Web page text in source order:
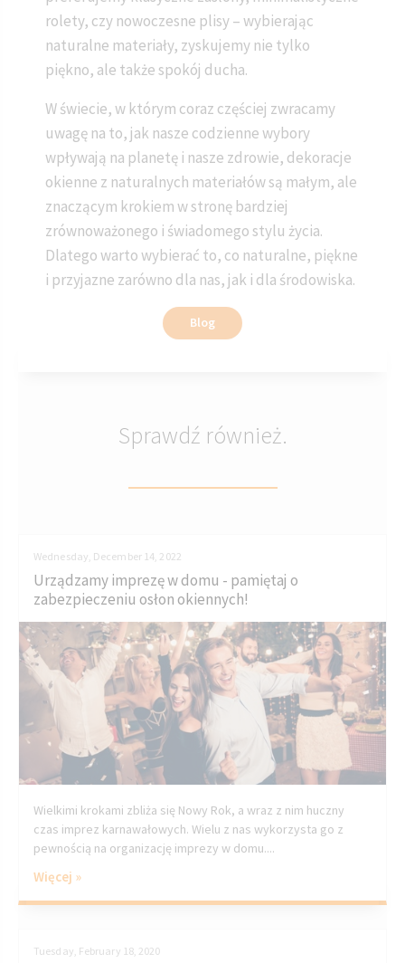
rolety, czy nowoczesne plisy – wybierając
naturalne materiały, zyskujemy nie tylko
piękno, ale także spokój ducha.
W świecie, w którym coraz częściej zwracamy
uwagę na to, jak nasze codzienne wybory
wpływają na planetę i nasze zdrowie, dekoracje
okienne z naturalnych materiałów są małym, ale
znaczącym krokiem w stronę bardziej
zrównoważonego i świadomego stylu życia.
Dlatego warto wybierać to, co naturalne, piękne
i przyjazne zarówno dla nas, jak i dla środowiska.
Blog
Sprawdź również.
Wednesday, December 14, 2022
Urządzamy imprezę w domu - pamiętaj o
zabezpieczeniu osłon okiennych!
Wielkimi krokami zbliża się Nowy Rok, a wraz z nim huczny
czas imprez karnawałowych. Wielu z nas wykorzysta go z
pewnością na organizację imprezy w domu....
Więcej »
Tuesday, February 18, 2020